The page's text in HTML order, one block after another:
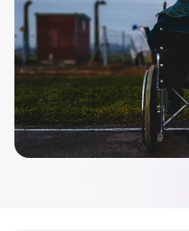
Tellent Recruitee
Klaar om je werving naar een
over ons platform.
FEATURED